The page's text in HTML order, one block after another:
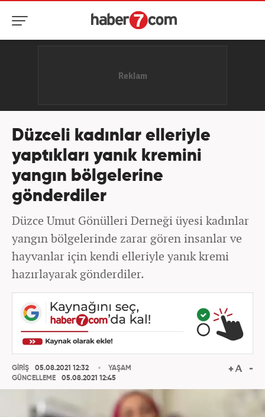
Düzceli kadınlar elleriyle
yaptıkları yanık kremini
yangın bölgelerine
gönderdiler
Düzce Umut Gönülleri Derneği üyesi kadınlar
yangın bölgelerinde zarar gören insanlar ve
hayvanlar için kendi elleriyle yanık kremi
hazırlayarak gönderdiler.
GİRİŞ
05.08.2021 12:32
GÜNCELLEME
05.08.2021 12:45
YAŞAM